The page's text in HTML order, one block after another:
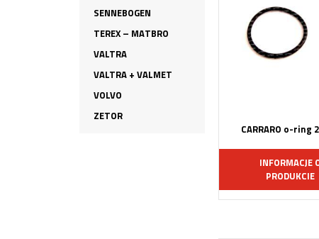
SENNEBOGEN
TEREX – MATBRO
VALTRA
VALTRA + VALMET
VOLVO
ZETOR
CARRARO o-ring
INFORMACJE
PRODUKCIE